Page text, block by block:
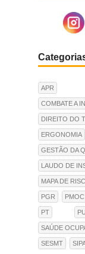
APR
COMBATE A
DIREITO DO
ERGONOMIA
GESTÃO DA
LAUDO DE
MAPA DE
PGR PMOC
PT
SAÚDE
SESMT